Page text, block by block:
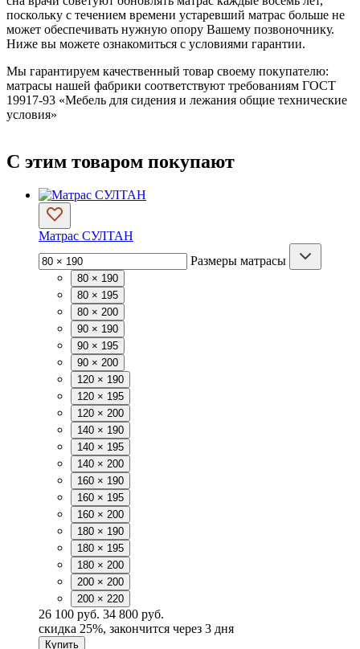
поскольку с течением времени устаревший матрас больше не
может обеспечивать нужную опору Вашему позвоночнику.
Ниже вы можете ознакомиться с условиями гарантии.
Мы гарантируем качественный товар своему покупателю:
матрасы нашей фабрики соответствуют требованиям ГОСТ
19917-93 «Мебель для сидения и лежания общие технические
условия»
С этим товаром покупают
Матрас СУЛТАН
Размеры матрасы
80 × 190
80 × 195
80 × 200
90 × 190
90 × 195
90 × 200
120 × 190
120 × 195
120 × 200
140 × 190
140 × 195
140 × 200
160 × 190
160 × 195
160 × 200
180 × 190
180 × 195
180 × 200
200 × 200
200 × 220
26 100 руб. 34 800 руб.
скидка 25%, закончится через 3 дня
Купить